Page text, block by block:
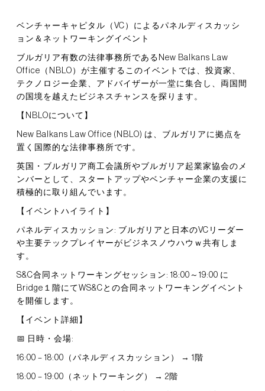
ベンチャーキャピタル（VC）によるパネルディスカッシ
ョン＆ネットワーキングイベント
ブルガリア有数の法律事務所であるNew Balkans Law
Office（NBLO）が主催するこのイベントでは、投資家、
テクノロジー企業、アドバイザーが一堂に集合し、両国間
の国境を越えたビジネスチャンスを探ります。
【NBLOについて】
New Balkans Law Office (NBLO) は、ブルガリアに拠点を
置く国際的な法律事務所です。
英国・ブルガリア商工会議所やブルガリア起業家協会のメ
ンバーとして、スタートアップやベンチャー企業の支援に
積極的に取り組んでいます。
【イベントハイライト】
パネルディスカッション: ブルガリアと日本のVCリーダー
や主要テックプレイヤーがビジネスノウハウｗ共有しま
す。
S&C合同ネットワーキングセッション: 18:00～19:00 に
Bridge１階にてWS&Cとの合同ネットワーキングイベント
を開催します。
【イベント詳細】
📅 日時・会場:
16:00 – 18:00（パネルディスカッション） → 1階
18:00 – 19:00（ネットワーキング） → 2階